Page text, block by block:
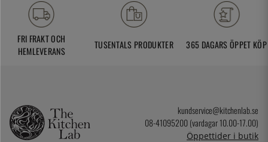
FRI FRAKT OCH
HEMLEVERANS
TUSENTALS PRODUKTER 365 DAGARS ÖPPET KÖP
kundservice@kitchenlab.se
08-41095200 (vardagar 10.00-17.00)
Öppettider i butik